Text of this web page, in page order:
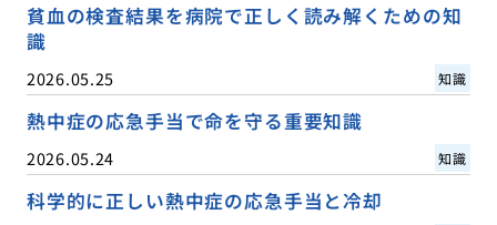
貧血の検査結果を病院で正しく読み解くための知
識
2026.05.25 知識
熱中症の応急手当で命を守る重要知識
2026.05.24 知識
科学的に正しい熱中症の応急手当と冷却